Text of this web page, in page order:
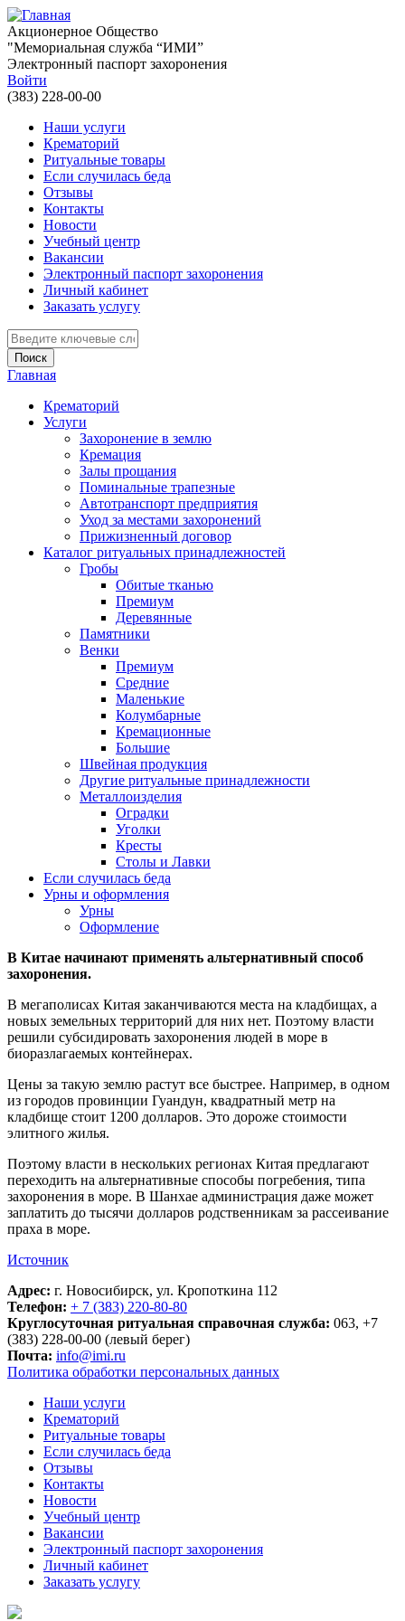
Перейти к основному содержанию
Акционерное Общество
"Мемориальная служба “ИМИ”
Электронный паспорт захоронения
Войти
(383) 228-00-00
Наши услуги
Крематорий
Ритуальные товары
Если случилась беда
Отзывы
Контакты
Новости
Учебный центр
Вакансии
Электронный паспорт захоронения
Личный кабинет
Заказать услугу
Введите ключевые слова для поиска
Вы здесь
Главная
Крематорий
Услуги
Захоронение в землю
Кремация
Залы прощания
Поминальные трапезные
Автотранспорт предприятия
Уход за местами захоронений
Прижизненный договор
Каталог ритуальных принадлежностей
Гробы
Обитые тканью
Премиум
Деревянные
Памятники
Венки
Премиум
Средние
Маленькие
Колумбарные
Кремационные
Большие
Швейная продукция
Другие ритуальные принадлежности
Металлоизделия
Оградки
Уголки
Кресты
Столы и Лавки
Если случилась беда
Урны и оформления
Урны
Оформление
В Китае начинают применять альтернативный способ
захоронения.
В мегаполисах Китая заканчиваются места на кладбищах, а
новых земельных территорий для них нет. Поэтому власти
решили субсидировать захоронения людей в море в
биоразлагаемых контейнерах.
Цены за такую землю растут все быстрее. Например, в одном
из городов провинции Гуандун, квадратный метр на
кладбище стоит 1200 долларов. Это дороже стоимости
элитного жилья.
Поэтому власти в нескольких регионах Китая предлагают
переходить на альтернативные способы погребения, типа
захоронения в море. В Шанхае администрация даже может
заплатить до тысячи долларов родственникам за рассеивание
праха в море.
Источник
Адрес: г. Новосибирск, ул. Кропоткина 112
Телефон: + 7 (383) 220-80-80
Круглосуточная ритуальная справочная служба: 063, +7
(383) 228-00-00 (левый берег)
Почта: info@imi.ru
Политика обработки персональных данных
Наши услуги
Крематорий
Ритуальные товары
Если случилась беда
Отзывы
Контакты
Новости
Учебный центр
Вакансии
Электронный паспорт захоронения
Личный кабинет
Заказать услугу